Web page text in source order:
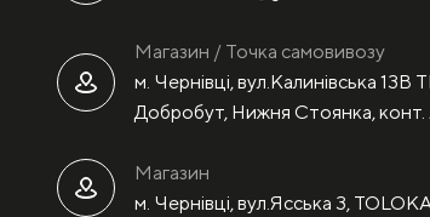
Магазин / Точка самовивозу
м. Чернівці, вул.Калинівська 13В
Добробут, Нижня Стоянка,
Магазин
м. Чернівці, вул.Ясська 3,